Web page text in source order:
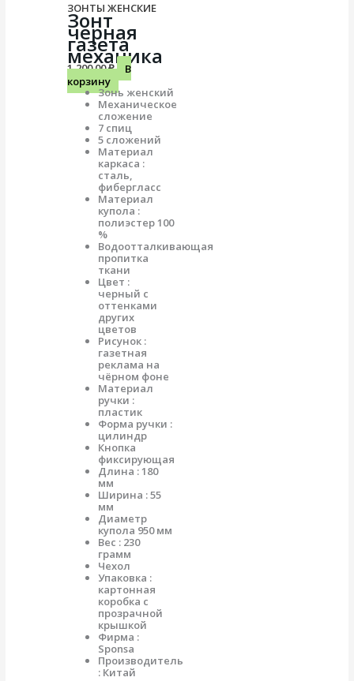
ЗОНТЫ ЖЕНСКИЕ
Зонт
черная
газета
механика
1,200.00₽
В
корзину
Зонь женский
Механическое
сложение
7 спиц
5 сложений
Материал
каркаса :
сталь,
фибергласс
Материал
купола :
полиэстер 100
%
Водоотталкивающая
пропитка
ткани
Цвет :
черный с
оттенками
других
цветов
Рисунок :
газетная
реклама на
чёрном фоне
Материал
ручки :
пластик
Форма ручки :
цилиндр
Кнопка
фиксирующая
Длина : 180
мм
Ширина : 55
мм
Диаметр
купола 950 мм
Вес : 230
грамм
Чехол
Упаковка :
картонная
коробка с
прозрачной
крышкой
Фирма :
Sponsa
Производитель
: Китай